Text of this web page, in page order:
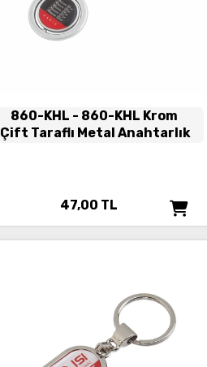
860-KHL - 860-KHL Krom
Çift Taraflı Metal Anahtarlık
47,00 TL